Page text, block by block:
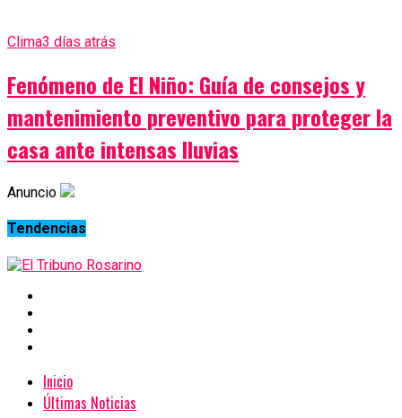
Clima3 días atrás
Fenómeno de El Niño: Guía de consejos y
mantenimiento preventivo para proteger la
casa ante intensas lluvias
Anuncio
Tendencias
Inicio
Últimas Noticias